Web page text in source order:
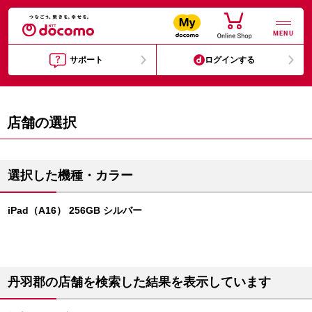
MENU
サポート ログインする
店舗の選択
選択した機種・カラー
iPad（A16） 256GB シルバー
丹羽郡の店舗を検索した結果を表示しています